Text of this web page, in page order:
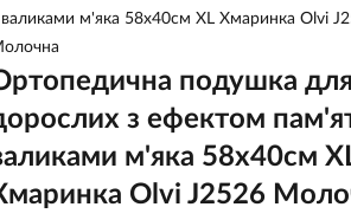
валиками м'яка 58х40см XL Хмаринка Olvi
подушка для
з ефектом
м'яка 58х40см
Olvi J2526